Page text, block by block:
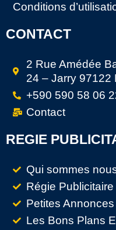
Conditions
CONTACT
2 Rue Amédée
24 – Jarry 97122
+590 590 58 06
Contact
REGIE
Qui sommes
Régie Publicitaire
Petites
Les Bons Plans